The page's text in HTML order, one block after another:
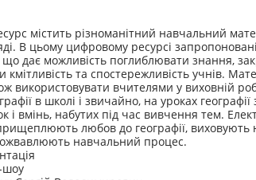
містить різноманітний навчальний
В цьому цифровому ресурсі
дає можливість поглиблювати знання,
кмітливість та спостережливість учнів.
використовувати вчителями у виховній
в школі і звичайно, на уроках
і вмінь, набутих під час вивчення тем.
любов до географії, виховують
навчальний процес.
шоу